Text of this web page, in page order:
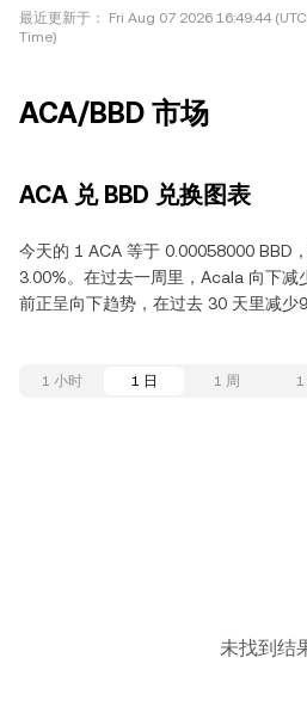
最近更新于：
Fri Aug 07 2026 16:49:44
Time)
ACA/BBD 市场
ACA 兑 BBD 兑换图表
今天的 1 ACA 等于 0.00058000 BBD
3.00%。在过去一周里，Acala 向下减
前正呈向下趋势，在过去 30 天里减少
1 小时 1 日 1 周 1
未找到结